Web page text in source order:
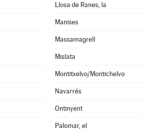
Llosa de Ranes, la
Manises
Massamagrell
Mislata
Montitxelvo/Montichelvo
Navarrés
Ontinyent
Palomar, el